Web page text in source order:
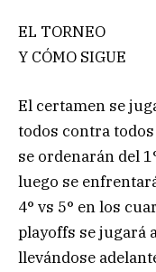
EL TORNEO
Y CÓMO SIGUE
El certamen se
todos contra
se ordenarán del
luego se
4° vs 5° en los
playoffs se jugará
llevándose